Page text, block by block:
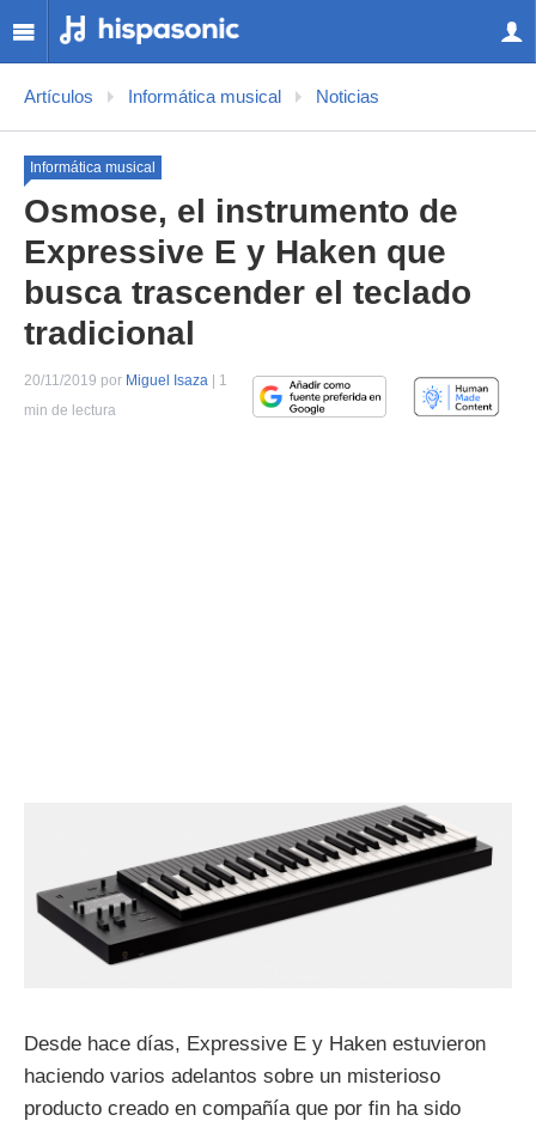
Artículos Informática musical Noticias
Informática musical
Osmose, el instrumento de
Expressive E y Haken que
busca trascender el teclado
tradicional
20/11/2019 por Miguel Isaza | 1
min de lectura
Desde hace días, Expressive E y Haken estuvieron
haciendo varios adelantos sobre un misterioso
producto creado en compañía que por fin ha sido